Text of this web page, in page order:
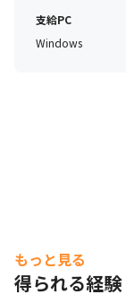
上長・チーム単
ニケーションも
ア」ください！
・社員紹介制度
・資格取得補助
支給PC
Windows
もっと見る
得られる経